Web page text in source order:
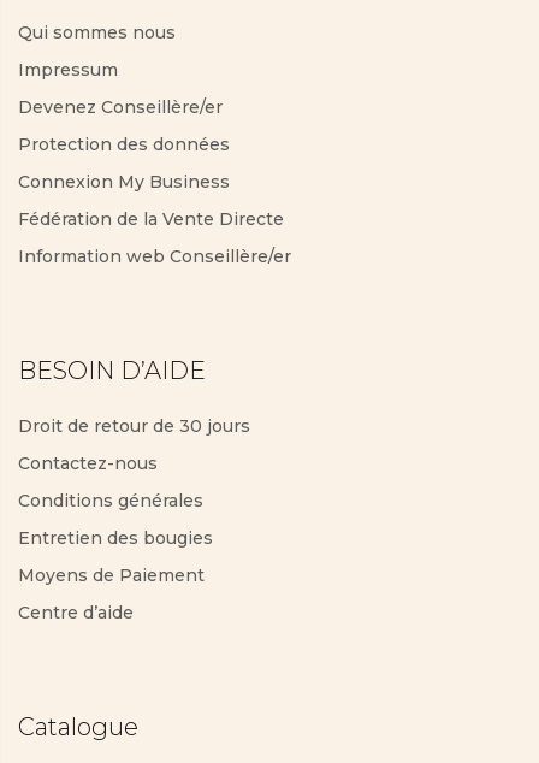
Qui sommes nous
Impressum
Devenez Conseillère/er
Protection des données
Connexion My Business
Fédération de la Vente Directe
Information web Conseillère/er
BESOIN D’AIDE
Droit de retour de 30 jours
Contactez-nous
Conditions générales
Entretien des bougies
Moyens de Paiement
Centre d’aide
Catalogue